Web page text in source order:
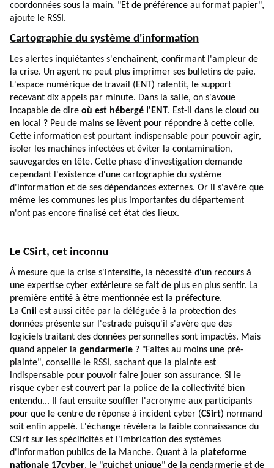
coordonnées sous la main. "Et de préférence au format papier",
ajoute le RSSI.
Cartographie du système d'information
Les alertes inquiétantes s'enchaînent, confirmant l'ampleur de
la crise. Un agent ne peut plus imprimer ses bulletins de paie.
L'espace numérique de travail (ENT) ralentit, le support
recevant dix appels par minute. Dans la salle, on s'avoue
incapable de dire où est hébergé l'ENT. Est-il dans le cloud ou
en local ? Peu de mains se lèvent pour répondre à cette colle.
Cette information est pourtant indispensable pour pouvoir agir,
isoler les machines infectées et éviter la contamination,
sauvegardes en tête. Cette phase d'investigation demande
cependant l'existence d'une cartographie du système
d'information et de ses dépendances externes. Or il s'avère que
même les communes les plus importantes du département
n'ont pas encore finalisé cet état des lieux.
Le CSirt, cet inconnu
À mesure que la crise s'intensifie, la nécessité d'un recours à
une expertise cyber extérieure se fait de plus en plus sentir. La
première entité à être mentionnée est la préfecture.
La Cnil est aussi citée par la déléguée à la protection des
données présente sur l'estrade puisqu'il s'avère que des
logiciels traitant des données personnelles sont impactés. Mais
quand appeler la gendarmerie ? "Faites au moins une pré-
plainte", conseille le RSSI, sachant que la plainte est
indispensable pour pouvoir faire jouer son assurance. Si le
risque cyber est couvert par la police de la collectivité bien
entendu... Il faut ensuite souffler l'acronyme aux participants
pour que le centre de réponse à incident cyber (CSirt) normand
soit enfin appelé. L'échange révélera la faible connaissance du
CSirt sur les spécificités et l'imbrication des systèmes
d'information publics de la Manche. Quant à la plateforme
nationale 17cyber, le "guichet unique" de la gendarmerie et de